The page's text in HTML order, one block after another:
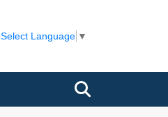
Select Language ▼